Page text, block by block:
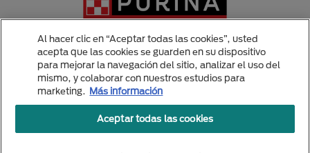
Menu Footer Secundario Purina
All Nestlé Purina trademarks owned by Société des Produits Nestlé S.A.,
Vevey, Switzerland or are used with permission.
Al hacer clic en “Aceptar todas las cookies”, usted
acepta que las cookies se guarden en su dispositivo
para mejorar la navegación del sitio, analizar el uso del
mismo, y colaborar con nuestros estudios para
marketing. Más información
Aceptar todas las cookies